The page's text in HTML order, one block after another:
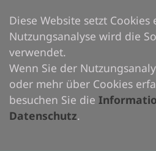
Diese Website setzt Cookies
Nutzungsanalyse wird die
verwendet.
Wenn Sie der
oder mehr über Cookies
besuchen Sie die
Datenschutz.